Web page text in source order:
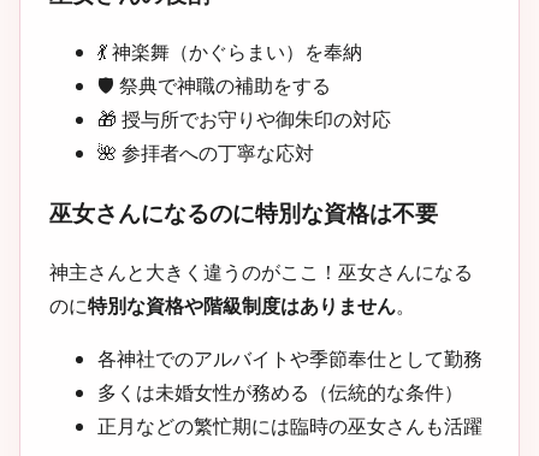
💃 神楽舞（かぐらまい）を奉納
🛡️ 祭典で神職の補助をする
🎁 授与所でお守りや御朱印の対応
🌺 参拝者への丁寧な応対
巫女さんになるのに特別な資格は不要
神主さんと大きく違うのがここ！巫女さんになる
のに特別な資格や階級制度はありません。
各神社でのアルバイトや季節奉仕として勤務
多くは未婚女性が務める（伝統的な条件）
正月などの繁忙期には臨時の巫女さんも活躍